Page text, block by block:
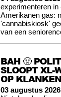
experimenteren
Amerikanen gas:
'cannabiskiosk'
van een
BAH 🤢
SLOOPT XL-
OP
03 augustus 2026